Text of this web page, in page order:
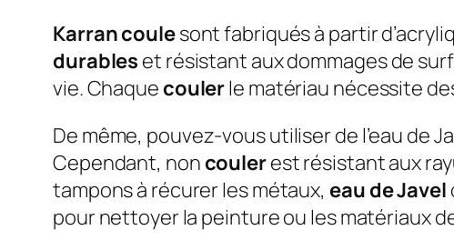
Karran coulesont fabriqués à partir
durables et résistant aux dommages de
vie. Chaque coulerle matériau nécessite
De même, pouvez-vous utiliser de l’eau de
Cependant, non coulerest résistant aux
tampons à récurer les métaux, eau de Javel
pour nettoyer la peinture ou les matériaux